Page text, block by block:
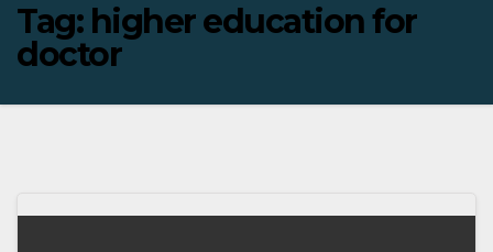
Tag: higher education for
doctor